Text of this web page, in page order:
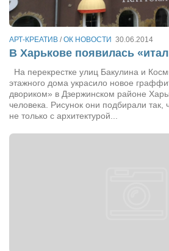
Журналисты
Александр Гвоздик
Александр Кугук
Музыканты
Евгений Касьяненко
Сергей Коноз
АРТ-КРЕАТИВ /ОК НОВОСТИ 30.06.2014
В Харькове появилась
На перекрестке улиц Бакулина и
этажного дома украсило новое
двориком» в Дзержинском районе
человека. Рисунок они подбирали так,
не только с архитектурой...